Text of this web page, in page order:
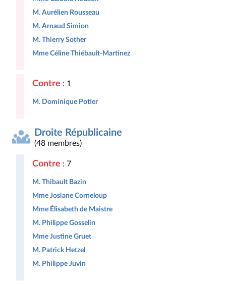
M. Aurélien Rousseau
M. Arnaud Simion
M. Thierry Sother
Mme Céline Thiébault-Martinez
Contre : 1
M. Dominique Potier
Droite Républicaine
(48 membres)
Contre : 7
M. Thibault Bazin
Mme Josiane Corneloup
Mme Élisabeth de Maistre
M. Philippe Gosselin
Mme Justine Gruet
M. Patrick Hetzel
M. Philippe Juvin